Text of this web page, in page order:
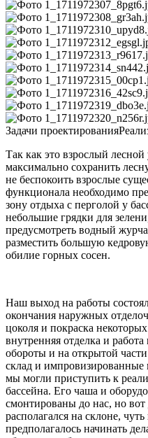
Задачи проектирования
Так как это взрослый лесной
максимально сохранить
не беспокоить взрослые
функционала необходимо
зону отдыха с перголой у
небольшие грядки для
предусмотреть водный
разместить большую
обилие горных сосен.
Наш выход на работы
окончания наружных
цоколя и покраска
внутренняя отделка и
обороты и на открытой части
склад и импровизированные
мы могли приступить к
бассейна. Его чаша и
смонтированы до нас, но
располагался на склоне,
предполагалось начинать